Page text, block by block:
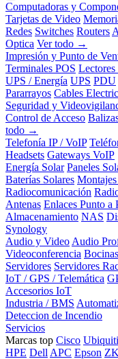
Computadoras y
Tarjetas de Video
Redes Switches Routers
Optica Ver todo →
Impresión y Punto de
Terminales POS
UPS / Energía UPS PDU
Pararrayos Cables
Seguridad y
Control de Acceso
todo →
Telefonía IP / VoIP
Headsets Gateways VoIP
Energía Solar Paneles
Baterías Solares
Radiocomunicación
Antenas Enlaces Punto a
Almacenamiento NAS
Synology
Audio y Video Audio
Videoconferencia
Servidores Servidores
IoT / GPS / Telemática
Accesorios IoT
Industria / BMS
Deteccion de Incendio
Servicios
Marcas top Cisco Ubiquiti
HPE Dell APC Epson